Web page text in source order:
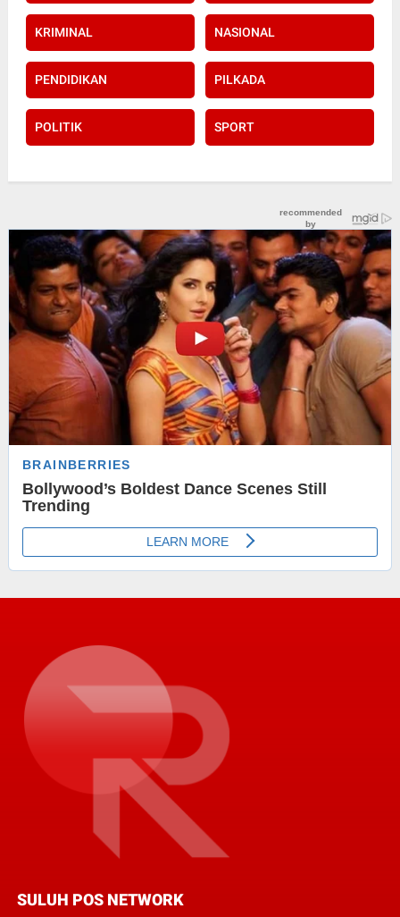
KRIMINAL NASIONAL
PENDIDIKAN PILKADA
POLITIK SPORT
SULUH POS NETWORK